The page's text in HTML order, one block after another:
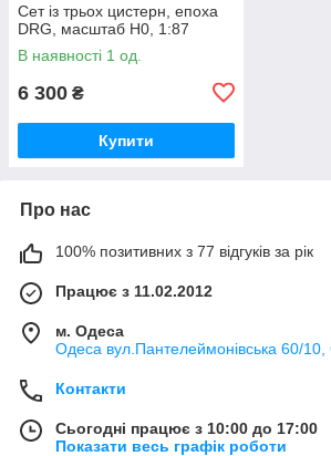
Сет із трьох цистерн, епоха
DRG, масштаб H0, 1:87
В наявності 1 од.
6 300 ₴
Купити
Про нас
100% позитивних з 77 відгуків за рік
Працює з 11.02.2012
м. Одеса
Одеса вул.Пантелеймонівська 60/10,
Контакти
Сьогодні працює з 10:00 до 17:00
Показати весь графік роботи